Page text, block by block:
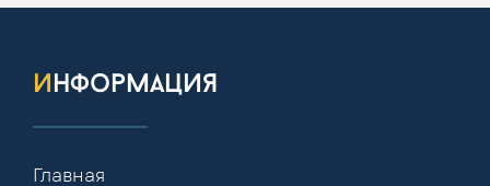
информация
Главная